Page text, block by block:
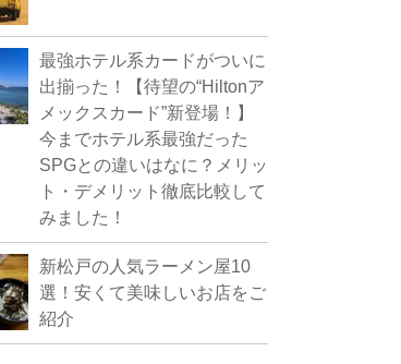
最強ホテル系カードがついに
出揃った！【待望の“Hiltonア
メックスカード”新登場！】
今までホテル系最強だった
SPGとの違いはなに？メリッ
ト・デメリット徹底比較して
みました！
新松戸の人気ラーメン屋10
選！安くて美味しいお店をご
紹介